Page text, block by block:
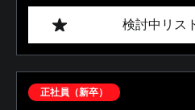
検討中リス
正社員（新卒）